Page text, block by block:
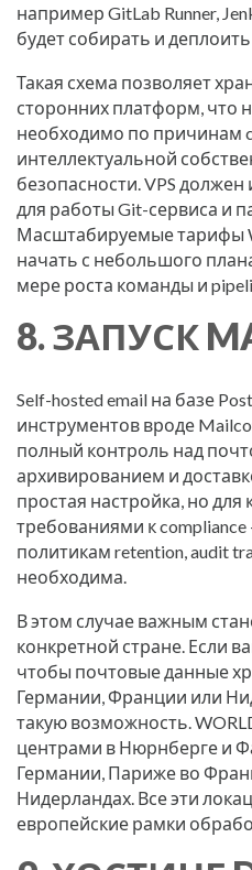
например GitLab Runner,
будет собирать и
Такая схема позволяет
сторонних платформ, что
необходимо по причинам
интеллектуальной
безопасности. VPS
для работы Git-сервиса и
Масштабируемые тарифы
начать с небольшого
мере роста команды и
8. ЗАПУСК
Self-hosted email на базе
инструментов вроде
полный контроль над
архивированием и
простая настройка, но
требованиями к
политикам retention, audit
необходима.
В этом случае важным
конкретной стране. Если
чтобы почтовые данные
Германии, Франции или
такую возможность.
центрами в Нюрнберге и
Германии, Париже во
Нидерландах. Все эти
европейские рамки